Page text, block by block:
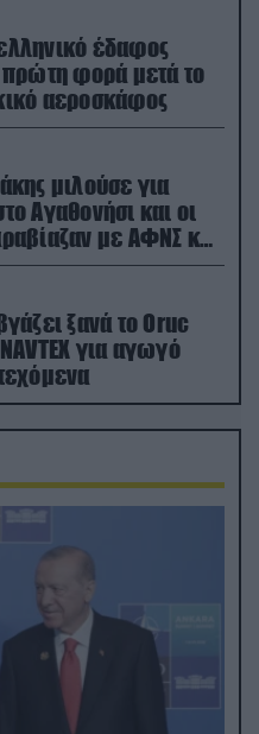
έδαφος
πρώτη φορά μετά το
αεροσκάφος
μιλούσε για
Αγαθονήσι και οι
με ΑΦΝΣ και
ξανά το Oruc
για αγωγό